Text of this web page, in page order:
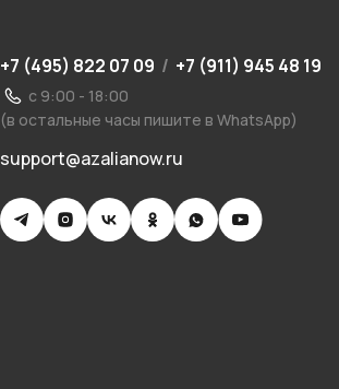
+7 (495) 822 07 09 / +7 (911) 945 48 19
с 9:00 - 18:00
(в остальные часы пишите в WhatsApp)
support@azalianow.ru